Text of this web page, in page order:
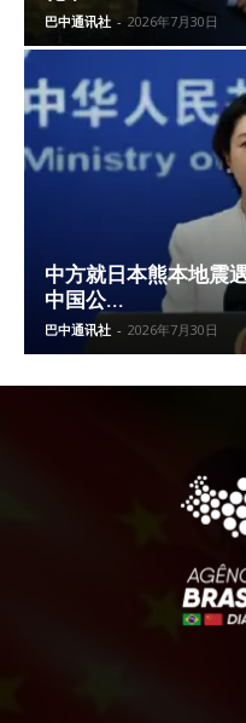
巴中通讯社 - 2026年7月30日
中方就日本熊本地震
中国公...
巴中通讯社 - 2026年7月30日